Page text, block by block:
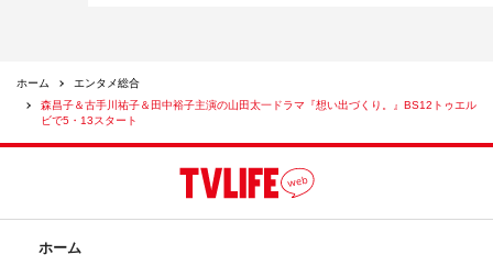
ホーム
エンタメ総合
森昌子＆古手川祐子＆田中裕子主演の山田太一ドラマ『想い出づくり。』BS12トゥエル
ビで5・13スタート
ホーム